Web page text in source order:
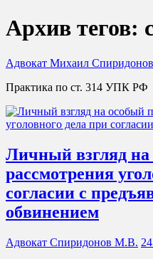
Архив тегов:
Адвокат Михаил Спиридонов
Практика по ст. 314 УПК РФ
Личный взгляд на
рассмотрения
согласии с
обвинением
Адвокат Спиридонов М.В.